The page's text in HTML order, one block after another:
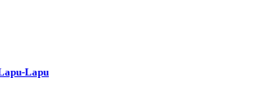
Lapu